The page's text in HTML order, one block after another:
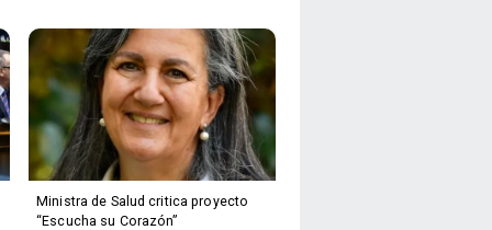
Ministra de Salud critica proyecto
“Escucha su Corazón”